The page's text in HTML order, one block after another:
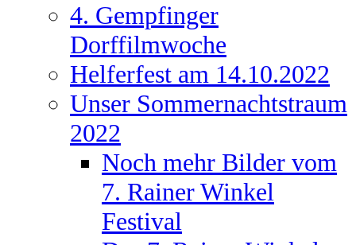
4. Gempfinger
Dorffilmwoche
Helferfest am 14.10.2022
Unser Sommernachtstraum
2022
Noch mehr Bilder vom
7. Rainer Winkel
Festival